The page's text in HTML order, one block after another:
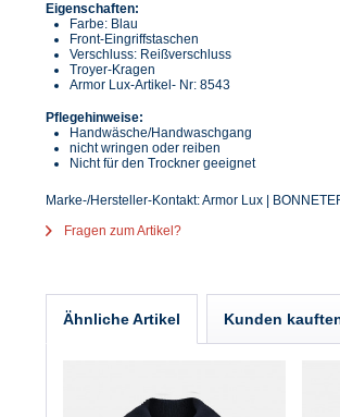
Eigenschaften:
Farbe: Blau
Front-Eingriffstaschen
Verschluss: Reißverschluss
Troyer-Kragen
Armor Lux-Artikel- Nr: 8543
Pflegehinweise:
Handwäsche/Handwaschgang
nicht wringen oder reiben
Nicht für den Trockner geeignet
Marke-/Hersteller-Kontakt: Armor Lux |
Fragen zum Artikel?
Ähnliche Artikel Kunden